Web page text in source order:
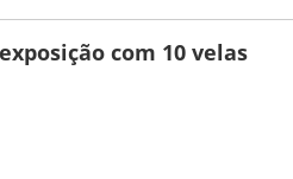
com 10 velas